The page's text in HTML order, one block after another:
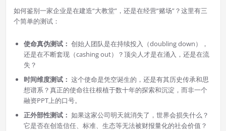
如何鉴别一家企业是在建造“大教堂”，还是在经营“赌场”？这里有三
个简单的测试：
使命真伪测试： 创始人团队是在持续投入（doubling down），
还是在不断套现（cashing out）？顶尖人才是在涌入，还是在流
失？
时间维度测试： 这个使命是凭空诞生的，还是有其历史传承和思
想谱系？真正的使命往往根植于数十年的探索和沉淀，而非一个
融资PPT上的口号。
正外部性测试： 如果这家公司明天就消失了，世界会损失什么？
它是否在创造信任、标准、生态等无法被财报量化的社会价值？